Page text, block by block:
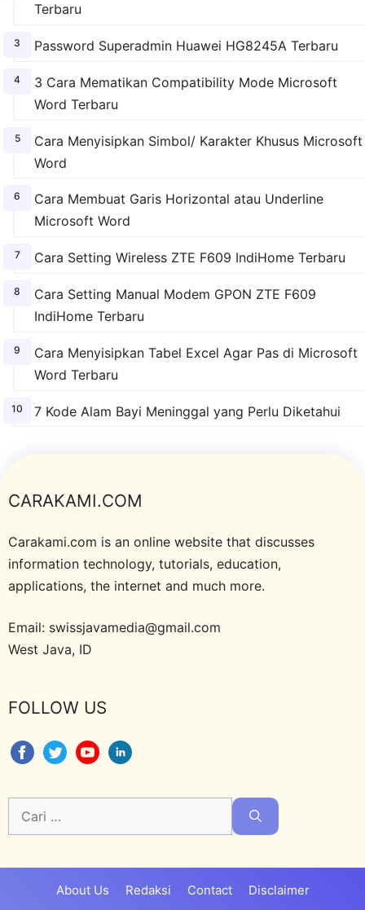
Terbaru
Password Superadmin Huawei HG8245A Terbaru
3 Cara Mematikan Compatibility Mode Microsoft
Word Terbaru
Cara Menyisipkan Simbol/ Karakter Khusus Microsoft
Word
Cara Membuat Garis Horizontal atau Underline
Microsoft Word
Cara Setting Wireless ZTE F609 IndiHome Terbaru
Cara Setting Manual Modem GPON ZTE F609
IndiHome Terbaru
Cara Menyisipkan Tabel Excel Agar Pas di Microsoft
Word Terbaru
7 Kode Alam Bayi Meninggal yang Perlu Diketahui
CARAKAMI.COM
Carakami.com is an online website that discusses
information technology, tutorials, education,
applications, the internet and much more.
Email: swissjavamedia@gmail.com
West Java, ID
FOLLOW US
Cari
About Us Redaksi Contact Disclaimer